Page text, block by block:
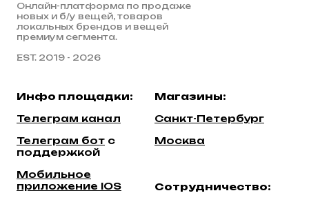
Онлайн-платформа по продаже
новых и б/у вещей, товаров
локальных брендов и вещей
премиум сегмента.
EST. 2019 - 2026
Инфо площадки:
Телеграм канал
Телеграм бот c
поддержкой
Мобильное
приложение IOS
Магазины:
Санкт-Петербург
Москва
Сотрудничество: